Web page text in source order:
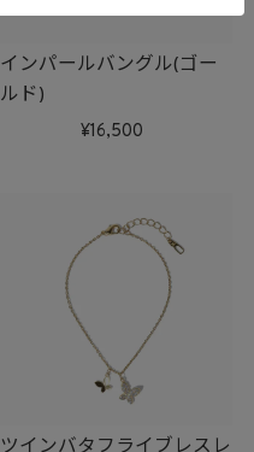
インパールバングル(ゴー
ルド)
16,500
ツインバタフライブレスレ